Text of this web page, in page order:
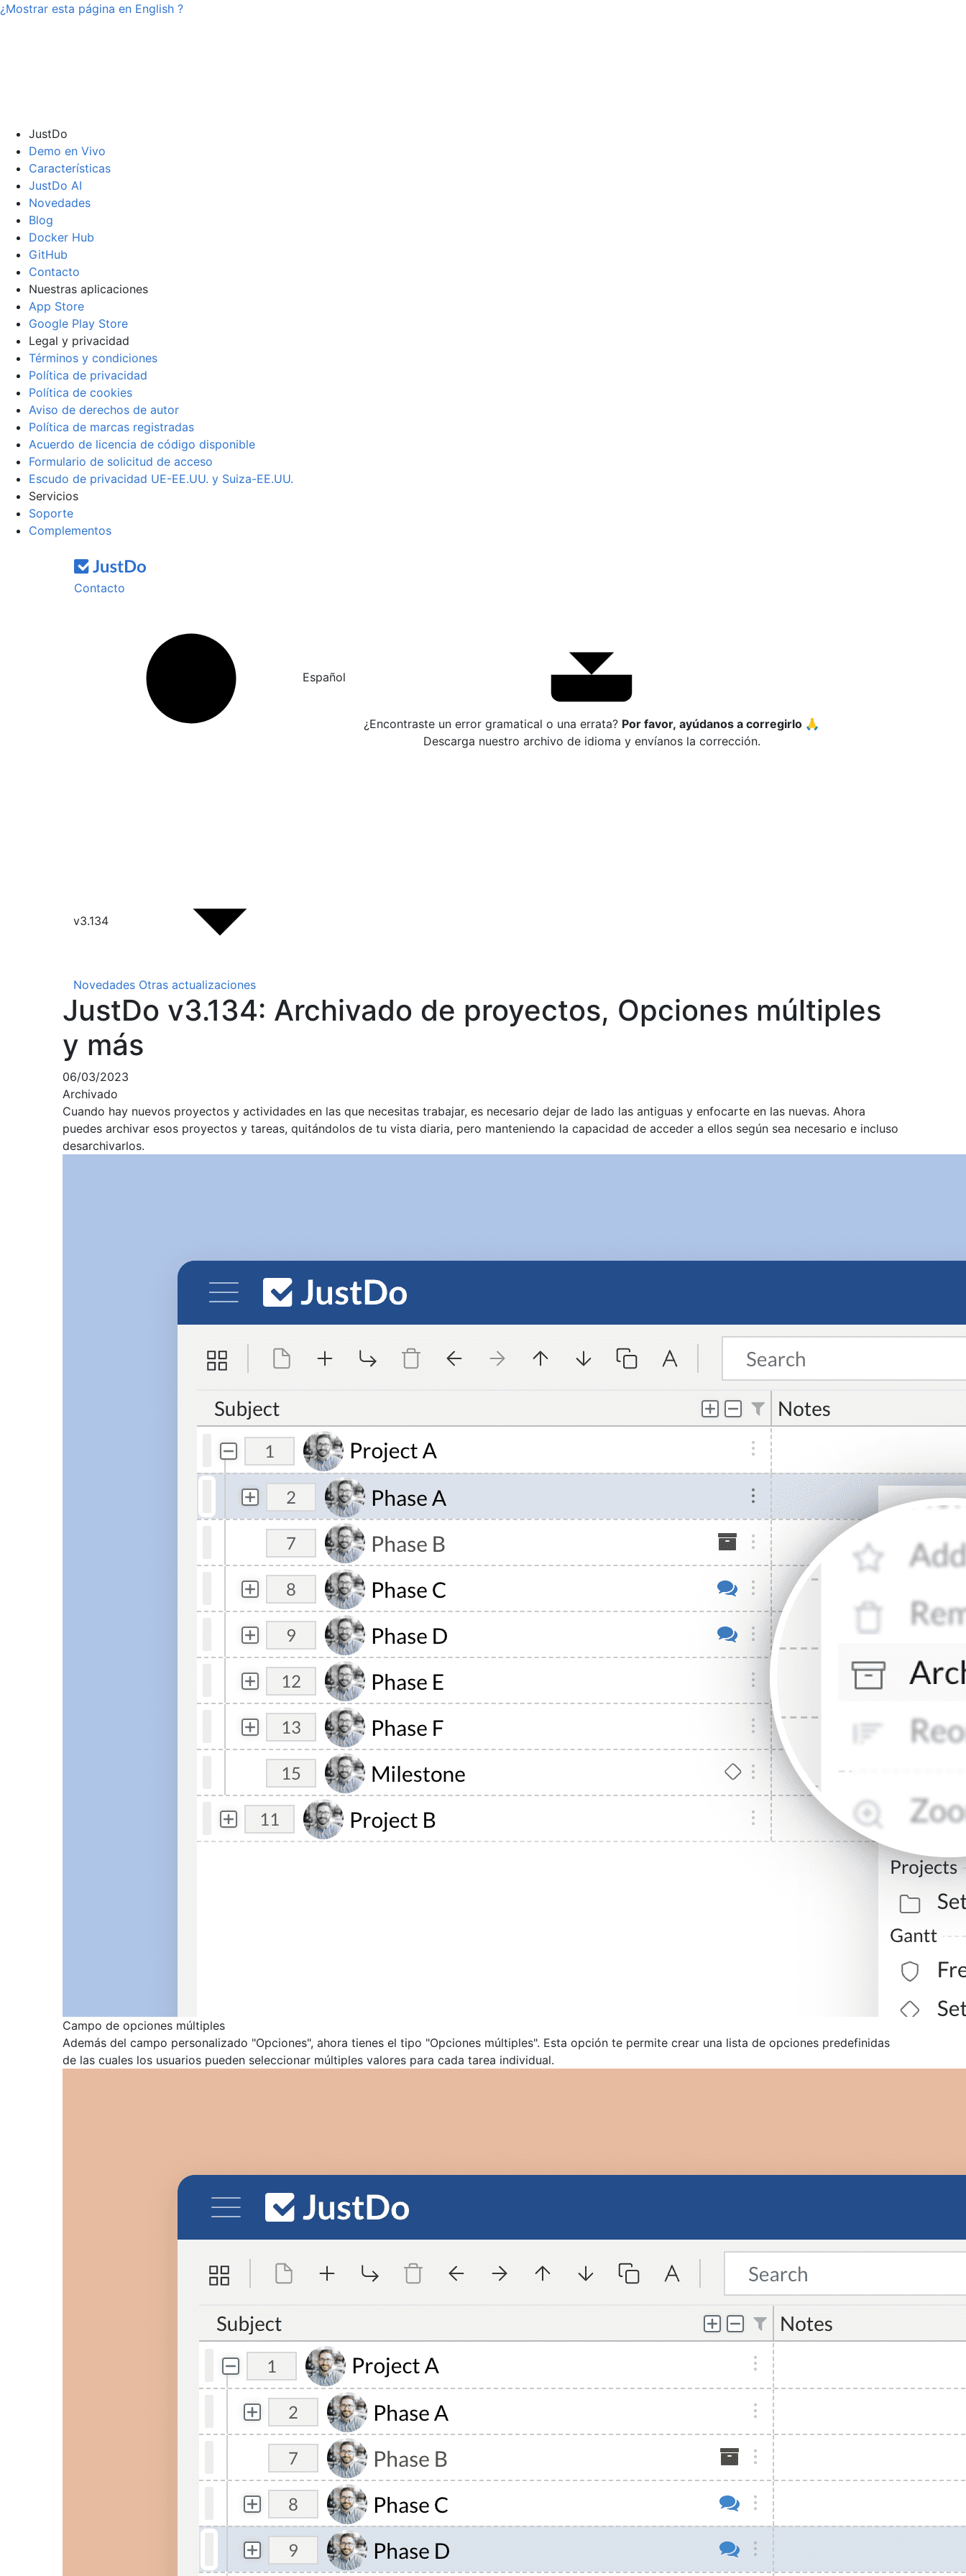
¿Mostrar esta página en English ?
JustDo
Demo en Vivo
Características
JustDo AI
Novedades
Blog
Docker Hub
GitHub
Contacto
Nuestras aplicaciones
App Store
Google Play Store
Legal y privacidad
Términos y condiciones
Política de privacidad
Política de cookies
Aviso de derechos de autor
Política de marcas registradas
Acuerdo de licencia de código disponible
Formulario de solicitud de acceso
Escudo de privacidad UE-EE.UU. y Suiza-EE.UU.
Servicios
Soporte
Complementos
Contacto
Español
¿Encontraste un error gramatical o una errata? Por favor, ayúdanos a corregirlo 🙏
Descarga nuestro archivo de idioma y envíanos la corrección.
v3.134
Novedades Otras actualizaciones
JustDo v3.134: Archivado de proyectos, Opciones múltiples
y más
06/03/2023
Archivado
Cuando hay nuevos proyectos y actividades en las que necesitas trabajar, es necesario dejar de lado las antiguas y enfocarte en las nuevas. Ahora
puedes archivar esos proyectos y tareas, quitándolos de tu vista diaria, pero manteniendo la capacidad de acceder a ellos según sea necesario e incluso
desarchivarlos.
Campo de opciones múltiples
Además del campo personalizado "Opciones", ahora tienes el tipo "Opciones múltiples". Esta opción te permite crear una lista de opciones predefinidas
de las cuales los usuarios pueden seleccionar múltiples valores para cada tarea individual.